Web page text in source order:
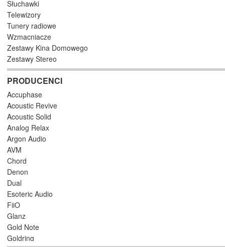
Słuchawki
Telewizory
Tunery radiowe
Wzmacniacze
Zestawy Kina Domowego
Zestawy Stereo
PRODUCENCI
Accuphase
Acoustic Revive
Acoustic Solid
Analog Relax
Argon Audio
AVM
Chord
Denon
Dual
Esoteric Audio
FiiO
Glanz
Gold Note
Goldring